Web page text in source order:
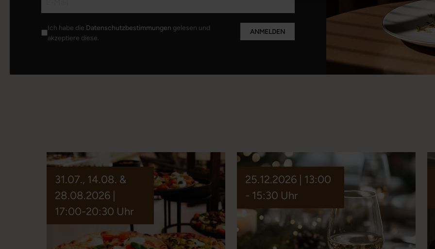
Ich habe die Datenschutzbestimmungen gelesen und
akzeptiere diese.
ANMELDEN
31.07., 14.08. &
28.08.2026 |
17:00-20:30 Uhr
25.12.2026 | 13:00
- 15:30 Uhr